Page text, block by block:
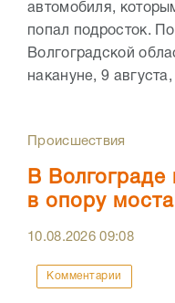
автомобиля,
попал подросток.
Волгоградской
накануне, 9
Происшествия
В Волгограде
в опору
10.08.202609:08
Комментарии